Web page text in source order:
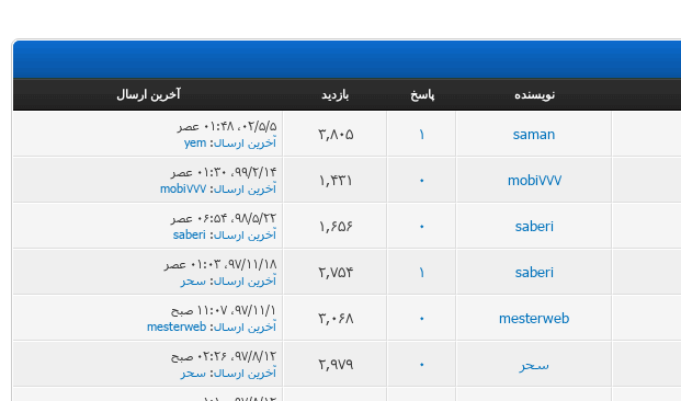
نویسنده پاسخ بازدید آخرین ارسال
saman
1
3,805
۰۲/۵/۵، ۰۱:۴۸ عصر
آخرین ارسال:
yem
mobi777
0
1,431
۹۹/۲/۱۴، ۰۱:۳۰ عصر
آخرین ارسال:
mobi777
saberi
0
1,656
۹۸/۵/۲۲، ۰۶:۵۴ عصر
آخرین ارسال:
saberi
saberi
1
2,754
۹۷/۱۱/۱۸، ۰۱:۰۳ عصر
آخرین ارسال: سحر
mesterweb
0
3,068
۹۷/۱۱/۱، ۱۱:۰۷ صبح
آخرین ارسال:
mesterweb
سحر 0
2,979
۹۷/۸/۱۲، ۰۲:۲۶ صبح
آخرین ارسال: سحر